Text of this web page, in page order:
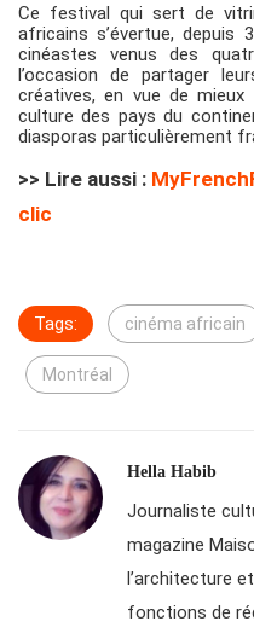
Ce festival qui sert de
africains s’évertue,
cinéastes venus des
l’occasion de partager
créatives, en vue de
culture des pays du
diasporas particulièrement
>> Lire aussi :
clic
Tags: cinéma africain
Montréal
Hella Habib
Journaliste
magazine
l’architecture
fonctions de